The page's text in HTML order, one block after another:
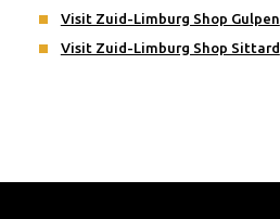
Visit Zuid-Limburg Shop Gulpen
Visit Zuid-Limburg Shop Sittard